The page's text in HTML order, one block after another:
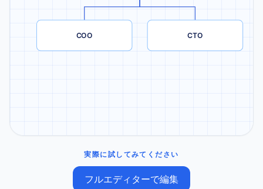
COO CTO
実際に試してみてください
フルエディターで編集